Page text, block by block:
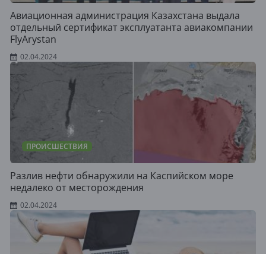
Авиационная администрация Казахстана выдала
отдельный сертификат эксплуатанта авиакомпании
FlyArystan
02.04.2024
ПРОИСШЕСТВИЯ
Разлив нефти обнаружили на Каспийском море
недалеко от месторождения
02.04.2024